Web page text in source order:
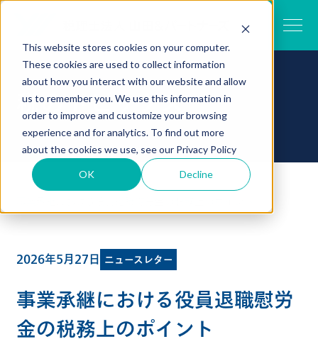
This website stores cookies on your computer.
These cookies are used to collect information
about how you interact with our website and allow
us to remember you. We use this information in
order to improve and customize your browsing
experience and for analytics. To find out more
about the cookies we use, see our Privacy Policy
OK Decline
税のトピックス
TOP
税のトピックス一覧
2026年5月27日 ニュースレター
事業承継における役員退職慰労
金の税務上のポイント